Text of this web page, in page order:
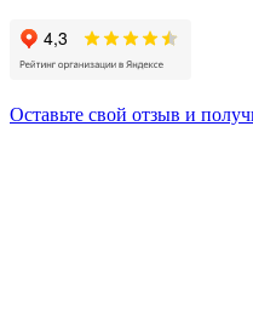
Оставьте свой отзыв и